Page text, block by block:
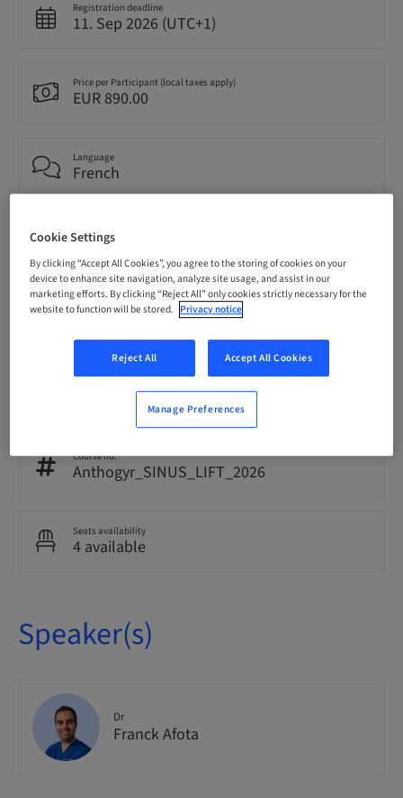
Registration deadline
11. Sep 2026 (UTC+1)
Price per Participant (local taxes apply)
EUR 890.00
Language
French
Points
7.00 Points
Delivery method
Audience
Course no.
Anthogyr_SINUS_LIFT_2026
Seats availability
4 available
Speaker(s)
Dr
Franck Afota
Cookie Settings
By clicking “Accept All Cookies”, you agree to the storing of cookies on your
device to enhance site navigation, analyze site usage, and assist in our
marketing efforts. By clicking “Reject All” only cookies strictly necessary for the
website to function will be stored. Privacy notice
Reject All Accept All Cookies
Manage Preferences